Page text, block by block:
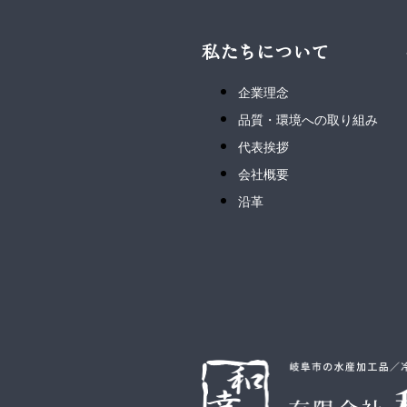
私たちについて
企業理念
品質・環境への取り組み
代表挨拶
会社概要
沿革